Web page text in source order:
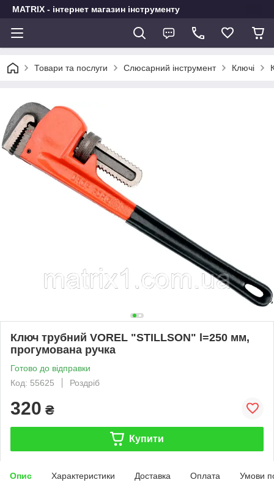
MATRIX - інтернет магазин інструменту
Товари та послуги Слюсарний інструмент Ключі
Ключ трубний VOREL "STILLSON" l=250 мм,
прогумована ручка
Готово до відправки
Код: 55625
Роздріб
320 ₴
Купити
Опис Характеристики Доставка Оплата Умови